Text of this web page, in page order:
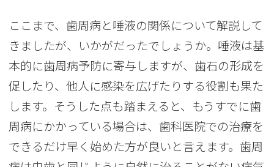
ここまで、歯周病と唾液の関係について解説して
きましたが、いかがだったでしょうか。唾液は基
本的に歯周病予防に寄与しますが、歯石の形成を
促したり、他人に感染を広げたりする役割も果た
します。そうした点も踏まえると、もうすでに歯
周病にかかっている場合は、歯科医院での治療を
できるだけ早く始めた方が良いと言えます。歯周